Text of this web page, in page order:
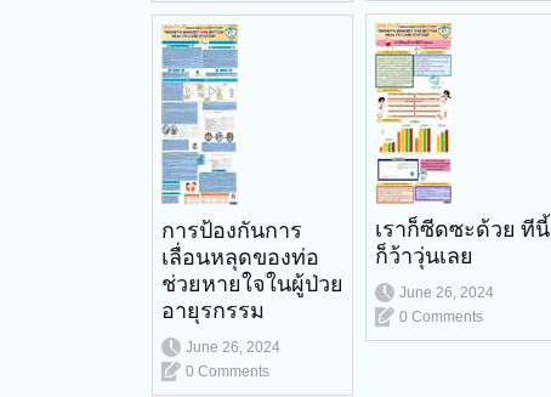
เราก็ซีดซะด้วย ทีนี้
ก็ว้าวุ่นเลย
June 26, 2024
0 Comments
การป้องกันการ
เลื่อนหลุดของท่อ
ช่วยหายใจในผู้ป่วย
อายุรกรรม
June 26, 2024
0 Comments